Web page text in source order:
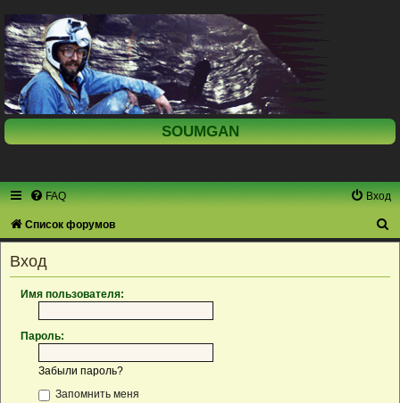
SOUMGAN
FAQ Вход
Список форумов
Вход
Имя пользователя:
Пароль:
Забыли пароль?
Запомнить меня